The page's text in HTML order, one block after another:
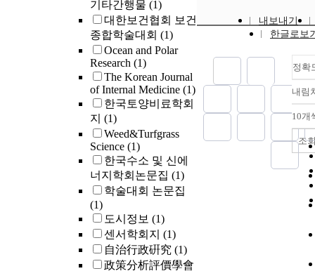
기타간행물 (1)
대한보건협회 보건
종합학술대회 (1)
Ocean and Polar
Research (1)
The Korean Journal
of Internal Medicine (1)
한국토양비료학회
지 (1)
Weed&Turfgrass
Science (1)
한국수소 및 신에
너지학회논문집 (1)
학술대회 논문집
(1)
도시정보 (1)
센서학회지 (1)
自治行政硏究 (1)
政策分析評價學會
planning
aspects
내보내기
한글로보
정확
내림
10개
조